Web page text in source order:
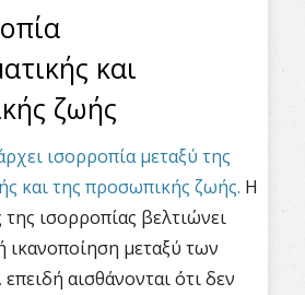
και
ζωής
ισορροπία μεταξύ της
και της προσωπικής ζωής. Η
ισορροπίας βελτιώνει
ικανοποίηση μεταξύ των
αισθάνονται ότι δεν